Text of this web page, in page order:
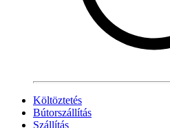
Költöztetés
Bútorszállítás
Szállítás